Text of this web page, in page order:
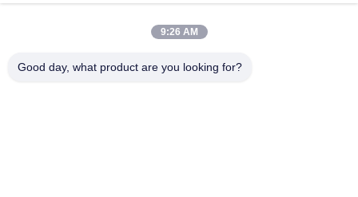
Κοινό ακροφύσιο
ραγών
Κοινή βαλβίδα
Κοινός εγχυτήρας
9:26 AM
Good day, what product are you looking for?